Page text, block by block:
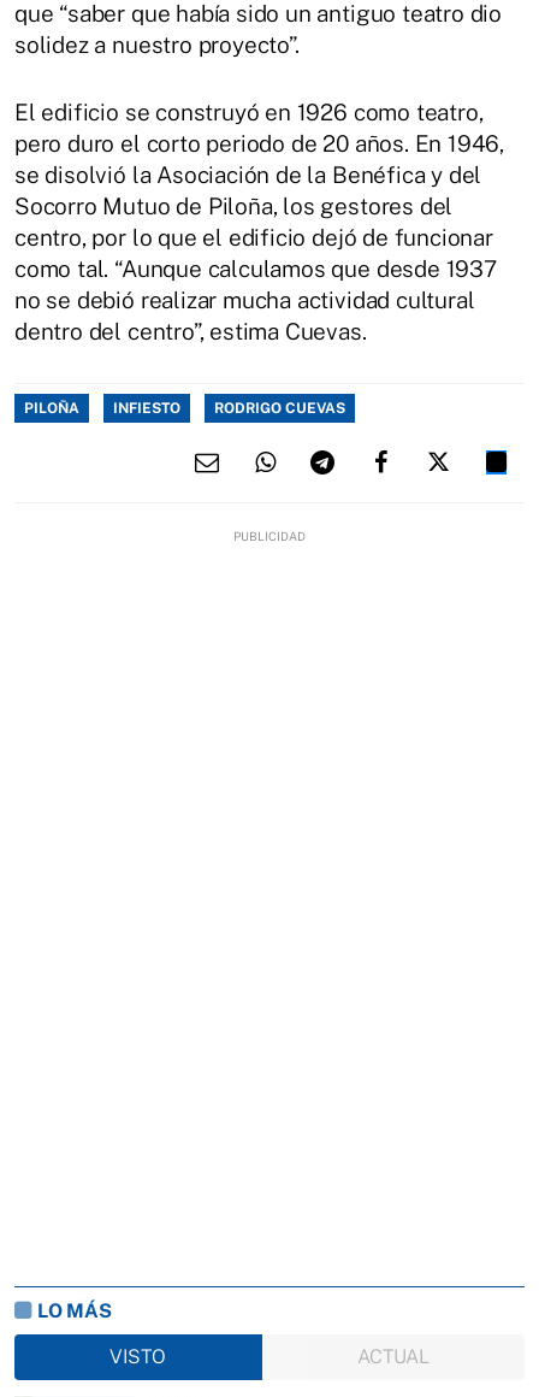
que “saber que había sido un antiguo teatro dio
solidez a nuestro proyecto”.
El edificio se construyó en 1926 como teatro,
pero duro el corto periodo de 20 años. En 1946,
se disolvió la Asociación de la Benéfica y del
Socorro Mutuo de Piloña, los gestores del
centro, por lo que el edificio dejó de funcionar
como tal. “Aunque calculamos que desde 1937
no se debió realizar mucha actividad cultural
dentro del centro”, estima Cuevas.
PILOÑA INFIESTO RODRIGO CUEVAS
LO MÁS
VISTO
ACTUAL